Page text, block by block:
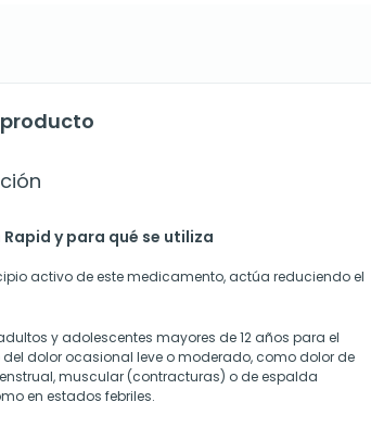
Rapid y para qué se utiliza
activo de este medicamento, actúa reduciendo el
y adolescentes mayores de 12 años para el
dolor ocasional leve o moderado, como dolor de
muscular (contracturas) o de espalda
en estados febriles.